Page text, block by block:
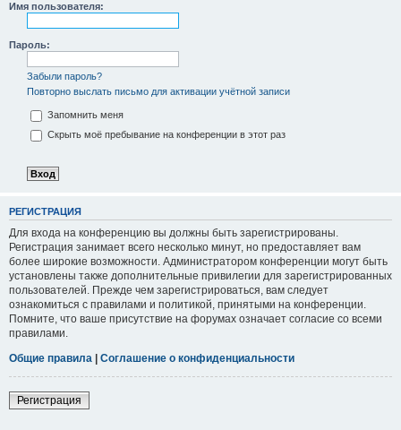
Имя пользователя:
Пароль:
Забыли пароль?
Повторно выслать письмо для активации учётной записи
Запомнить меня
Скрыть моё пребывание на конференции в этот раз
РЕГИСТРАЦИЯ
Для входа на конференцию вы должны быть зарегистрированы.
Регистрация занимает всего несколько минут, но предоставляет вам
более широкие возможности. Администратором конференции могут быть
установлены также дополнительные привилегии для зарегистрированных
пользователей. Прежде чем зарегистрироваться, вам следует
ознакомиться с правилами и политикой, принятыми на конференции.
Помните, что ваше присутствие на форумах означает согласие со всеми
правилами.
Общие правила | Соглашение о конфиденциальности
Регистрация